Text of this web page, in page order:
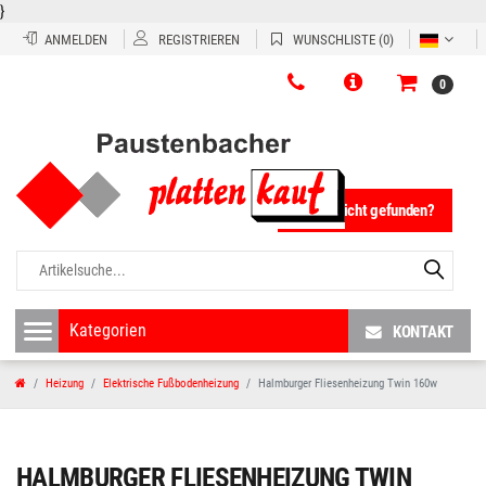
}
ANMELDEN REGISTRIEREN WUNSCHLISTE (0)
0
Fliese nicht gefunden?
KONTAKT
Heizung Elektrische Fußbodenheizung Halmburger Fliesenheizung Twin 160w
HALMBURGER FLIESENHEIZUNG TWIN